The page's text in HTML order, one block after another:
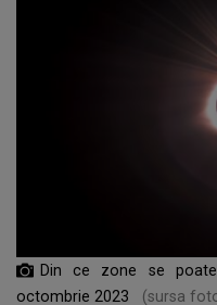
Din ce zone se
octombrie 2023
(sursa